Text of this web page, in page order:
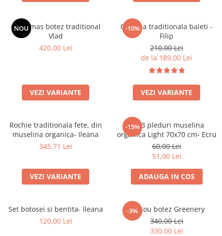
NOU
Costumas botez traditional
Vlad
420,00 Lei
VEZI VARIANTE
-10%
Camasa traditionala baieti -
Filip
210,00 Lei
de la 189,00 Lei
VEZI VARIANTE
Rochie traditionala fete, din
muselina organica- Ileana
345,71 Lei
VEZI VARIANTE
-15%
Set 3 pleduri muselina
organica Light 70x70 cm- Ecru
60,00 Lei
51,00 Lei
ADAUGA IN COS
Set botosei si bentita- Ileana
120,00 Lei
-3%
Trusou botez Greenery
340,00 Lei
330,00 Lei